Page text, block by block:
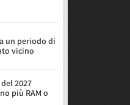
un periodo di
vicino
2027
più RAM o